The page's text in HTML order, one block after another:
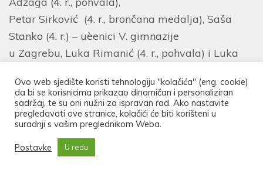
Petar Sirković (4. r., brončana medalja), Saša
Stanko (4. r.) – uèenici V. gimnazije
u Zagrebu, Luka Rimanić (4. r., pohvala) i Luka
Mohorovičića u Rijeci, te Antonio Krnjak (4. r.,
brončana medalja) – učenik Gimnazije Čakovec u
Čakovcu. Voditelji hrvatske olimpijske ekipe su
bili Željko Hanjš i Ilko Brnetić.
Ovo web sjedište koristi tehnologiju "kolačića" (eng. cookie)
da bi se korisnicima prikazao dinamičan i personaliziran
sadržaj, te su oni nužni za ispravan rad. Ako nastavite
pregledavati ove stranice, kolačići će biti korišteni u
suradnji s vašim preglednikom Weba.
Postavke U redu